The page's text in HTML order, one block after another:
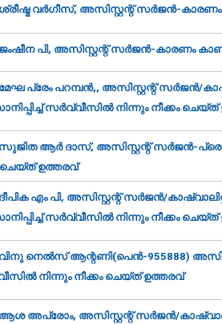
വര്‍ഗീസ്, അസിസ്റ്റന്റ് സര്‍ജന്‍-കാരണം
പി, അസിസ്റ്റന്റ് സര്‍ജന്‍-കാരണം
പ്രേം പറമ്പന്‍,, അസിസ്റ്റന്റ് സര്‍ജന്‍/
സര്‍വ്വീസില്‍ നിന്നും നീക്കം
ആര്‍ ദാസ്, അസിസ്റ്റന്റ് സര്‍ജന്‍-
ചെയ്ത് ഉത്തരവ്‌
എം പി, അസിസ്റ്റന്റ് സര്‍ജന്‍/
സര്‍വ്വീസില്‍ നിന്നും നീക്കം
നെല്‍സ് ആന്റണി(പെന്‍-955888)
നിന്നും നീക്കം ചെയ്ത് ഉത്തരവ്‌
അപ്രോം, അസിസ്റ്റന്റ് സര്‍ജന്‍/